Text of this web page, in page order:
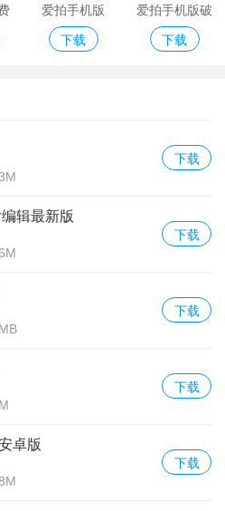
爱拍手机版
下载
爱拍手机版破
解版
下载
下载
辑最新版
下载
下载
下载
卓版
下载